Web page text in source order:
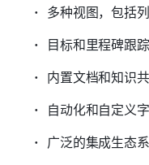
多种视图，包括
目标和里程碑跟踪
内置文档和知识
自动化和自定义
广泛的集成生态